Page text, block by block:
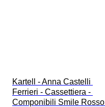
Kartell - Anna Castelli
Ferrieri - Cassettiera -
Componibili Smile Rosso